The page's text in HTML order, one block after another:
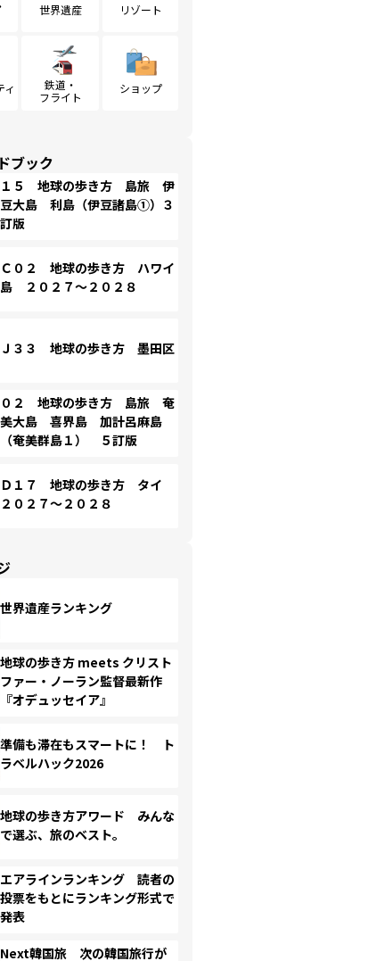
世界遺産 リゾート
ィ
鉄道・
フライト
ショップ
ブック
１５ 地球の歩き方 島旅 伊
豆大島 利島（伊豆諸島①）３
訂版
Ｃ０２ 地球の歩き方 ハワイ
島 ２０２７～２０２８
Ｊ３３ 地球の歩き方 墨田区
０２ 地球の歩き方 島旅 奄
美大島 喜界島 加計呂麻島
（奄美群島１） ５訂版
Ｄ１７ 地球の歩き方 タイ
２０２７～２０２８
世界遺産ランキング
地球の歩き方 meets クリスト
ファー・ノーラン監督最新作
『オデュッセイア』
準備も滞在もスマートに！ ト
ラベルハック2026
地球の歩き方アワード みんな
で選ぶ、旅のベスト。
エアラインランキング 読者の
投票をもとにランキング形式で
発表
Next韓国旅 次の韓国旅行が